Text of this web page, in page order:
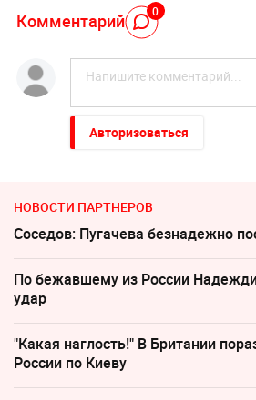
Комментарий 0
Авторизоваться
НОВОСТИ ПАРТНЕРОВ
Соседов: Пугачева безнадежно
По бежавшему из России
удар
"Какая наглость!" В Британии
России по Киеву